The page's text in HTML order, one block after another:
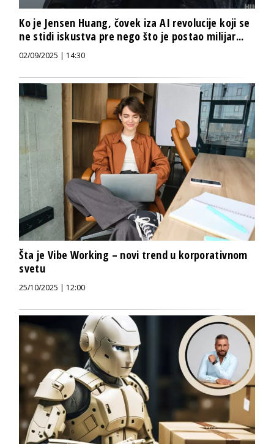
Ko je Jensen Huang, čovek iza AI revolucije koji se
ne stidi iskustva pre nego što je postao milijar...
02/09/2025 | 14:30
Šta je Vibe Working – novi trend u korporativnom
svetu
25/10/2025 | 12:00